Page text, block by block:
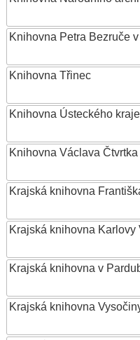
Knihovna Petra Bezruče
Knihovna Třinec
Knihovna Ústeckého kraje
Knihovna Václava
Krajská knihovna
Krajská knihovna Karlovy
Krajská knihovna v
Krajská knihovna